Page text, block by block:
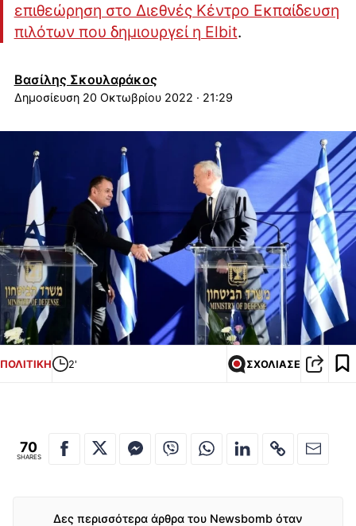
επιθεώρηση στο Διεθνές Κέντρο Εκπαίδευση
πιλότων που δημιουργεί η Elbit.
Βασίλης Σκουλαράκος
20 Οκτωβρίου 2022 · 21:29
ΠΟΛΙΤΙΚΗ 2' ΣΧΟΛΙΑΣΕ
70
SHARES
Δες περισσότερα άρθρα του Newsbomb όταν